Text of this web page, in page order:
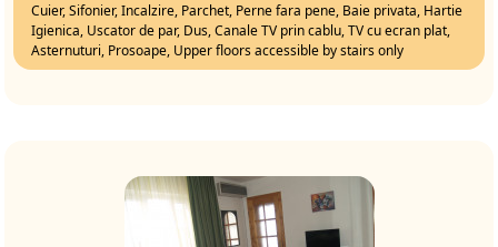
Cuier, Sifonier, Incalzire, Parchet, Perne fara pene, Baie privata, Hartie
Igienica, Uscator de par, Dus, Canale TV prin cablu, TV cu ecran plat,
Asternuturi, Prosoape, Upper floors accessible by stairs only